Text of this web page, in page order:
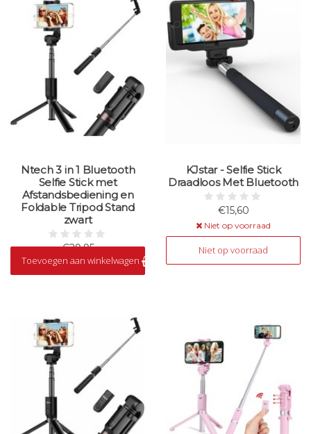
Ntech 3 in 1 Bluetooth
Selfie Stick met
Afstandsbediening en
Foldable Tripod Stand
zwart
€29,95
Op voorraad
Toevoegen aan winkelwagen
KJstar - Selfie Stick
Draadloos Met Bluetooth
€15,60
Niet op voorraad
Niet op voorraad